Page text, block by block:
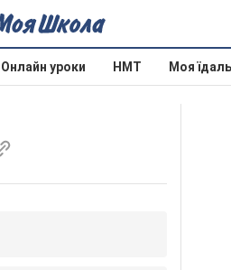
Онлайн уроки НМТ Моя